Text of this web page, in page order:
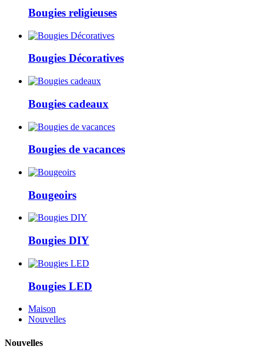
Bougies religieuses
Bougies Décoratives
Bougies cadeaux
Bougies de vacances
Bougeoirs
Bougies DIY
Bougies LED
Maison
Nouvelles
Nouvelles